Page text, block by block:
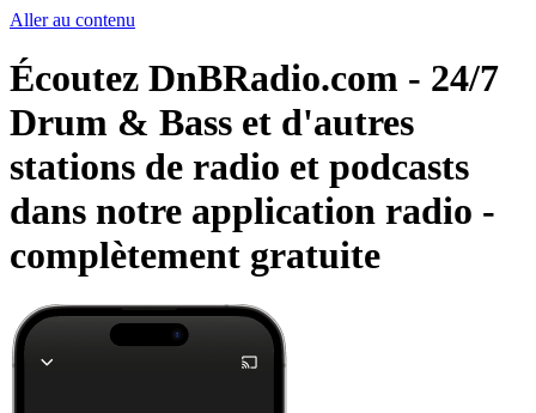
Aller au contenu
Écoutez DnBRadio.com - 24/7
Drum & Bass et d'autres
stations de radio et podcasts
dans notre application radio -
complètement gratuite